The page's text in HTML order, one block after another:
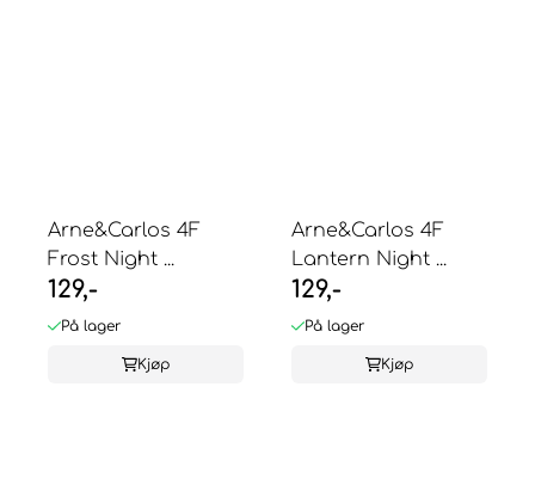
Arne&Carlos 4F
Frost Night ...
129,-
På lager
Kjøp
Arne&Carlos 4F
Lantern Night ...
129,-
På lager
Kjøp